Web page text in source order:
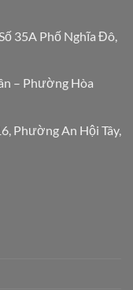
35A Phố Nghĩa Đô,
– Phường Hòa
Phường An Hội Tây,